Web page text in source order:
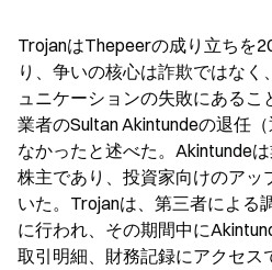
TrojanはThepeerの成り立ちを
り、争いの核心は詐欺ではなく
ュニケーションの失敗にある
業者のSultan Akintundeの退任
なかったと述べた。Akintunde
株主であり、投資家向けのアッ
いた。Trojanは、第三者による
に行われ、その期間中に
取引明細、財務記録にアクセス